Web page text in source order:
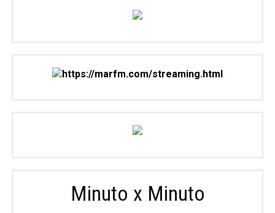
Minuto x Minuto